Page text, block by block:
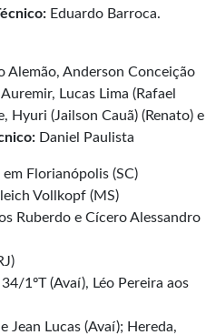
Eduardo Barroca.
Alemão, Anderson Conceição
Lucas Lima (Rafael
Hyuri (Jailson Cauã) (Renato) e
Daniel Paulista
em Florianópolis (SC)
Vollkopf (MS)
Ruberdo e Cícero Alessandro
1ºT (Avaí), Léo Pereira aos
Jean Lucas (Avaí); Hereda,